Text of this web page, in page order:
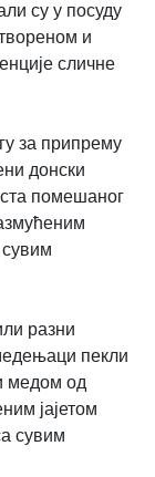
су у посуду
и
сличне
за припрему
донски
помешаног
разни
пекли
медом од
јајетом
сувим